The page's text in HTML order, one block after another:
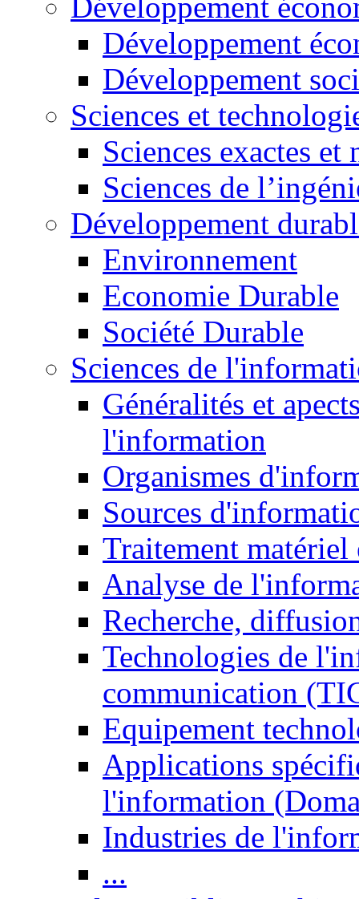
Développement
Développement
Développement
Sciences et
Sciences exactes et
Sciences de
Développement
Environnement
Economie Durable
Société Durable
Sciences de
Généralités et
l'information
Organismes
Sources
Traitement matériel
Analyse de
Recherche,
Technologies de
communication
Equipement
Applications
l'information
Industries de
...